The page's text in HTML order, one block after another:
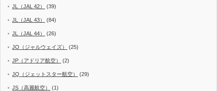
JL（JAL 42） (39)
JL（JAL 43） (84)
JL（JAL 44） (26)
JO（ジャルウェイズ） (25)
JP（アドリア航空） (2)
JQ（ジェットスター航空） (29)
JS（高麗航空） (1)